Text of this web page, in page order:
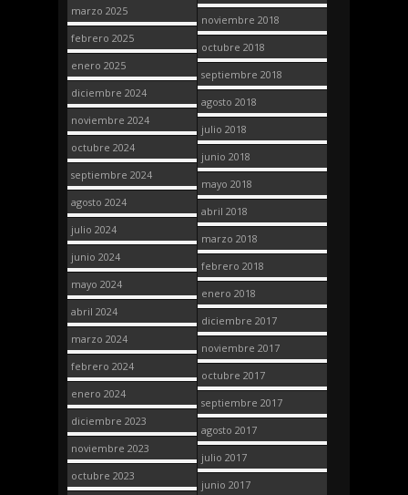
marzo 2025
febrero 2025
enero 2025
diciembre 2024
noviembre 2024
octubre 2024
septiembre 2024
agosto 2024
julio 2024
junio 2024
mayo 2024
abril 2024
marzo 2024
febrero 2024
enero 2024
diciembre 2023
noviembre 2023
octubre 2023
noviembre 2018
octubre 2018
septiembre 2018
agosto 2018
julio 2018
junio 2018
mayo 2018
abril 2018
marzo 2018
febrero 2018
enero 2018
diciembre 2017
noviembre 2017
octubre 2017
septiembre 2017
agosto 2017
julio 2017
junio 2017